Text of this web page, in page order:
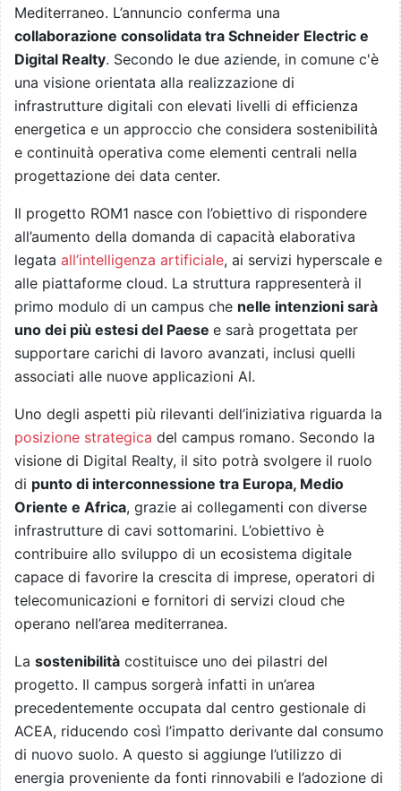
Mediterraneo. L’annuncio conferma una
collaborazione consolidata tra Schneider Electric e
Digital Realty. Secondo le due aziende, in comune c'è
una visione orientata alla realizzazione di
infrastrutture digitali con elevati livelli di efficienza
energetica e un approccio che considera sostenibilità
e continuità operativa come elementi centrali nella
progettazione dei data center.
Il progetto ROM1 nasce con l’obiettivo di rispondere
all’aumento della domanda di capacità elaborativa
legata all’intelligenza artificiale, ai servizi hyperscale e
alle piattaforme cloud. La struttura rappresenterà il
primo modulo di un campus che nelle intenzioni sarà
uno dei più estesi del Paese e sarà progettata per
supportare carichi di lavoro avanzati, inclusi quelli
associati alle nuove applicazioni AI.
Uno degli aspetti più rilevanti dell’iniziativa riguarda la
posizione strategica del campus romano. Secondo la
visione di Digital Realty, il sito potrà svolgere il ruolo
di punto di interconnessione tra Europa, Medio
Oriente e Africa, grazie ai collegamenti con diverse
infrastrutture di cavi sottomarini. L’obiettivo è
contribuire allo sviluppo di un ecosistema digitale
capace di favorire la crescita di imprese, operatori di
telecomunicazioni e fornitori di servizi cloud che
operano nell’area mediterranea.
La sostenibilità costituisce uno dei pilastri del
progetto. Il campus sorgerà infatti in un’area
precedentemente occupata dal centro gestionale di
ACEA, riducendo così l’impatto derivante dal consumo
di nuovo suolo. A questo si aggiunge l’utilizzo di
energia proveniente da fonti rinnovabili e l’adozione di